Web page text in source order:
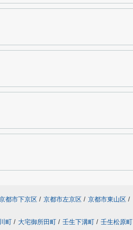
都市下京区 / 京都市左京区 / 京都市東山区 /
町 / 大宅御所田町 / 壬生下溝町 / 壬生松原町